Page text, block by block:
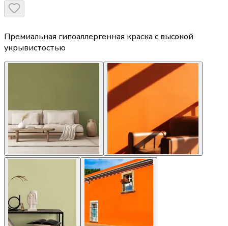
Премиальная гипоаллергенная краска с высокой
укрывистостью